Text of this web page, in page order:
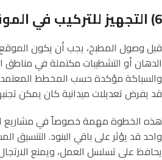
6) التجهيز للتركيب في الموقع
قبل وصول المطبخ، يجب أن يكون الموقع
الدهان أو التشطيبات مكتملة في مناطق
والسباكة مؤكدة حسب المخطط
قد يفرض تعديلات ميدانية كان يمكن
هذه الخطوة مهمة خصوصاً في مشاريع
واحد قد يؤثر على باقي البنود. التنسيق
يحافظ على تسلسل العمل، ويمنع